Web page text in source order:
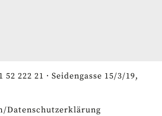
52 222 21 · Seidengasse 15/3/19,
Datenschutzerklärung